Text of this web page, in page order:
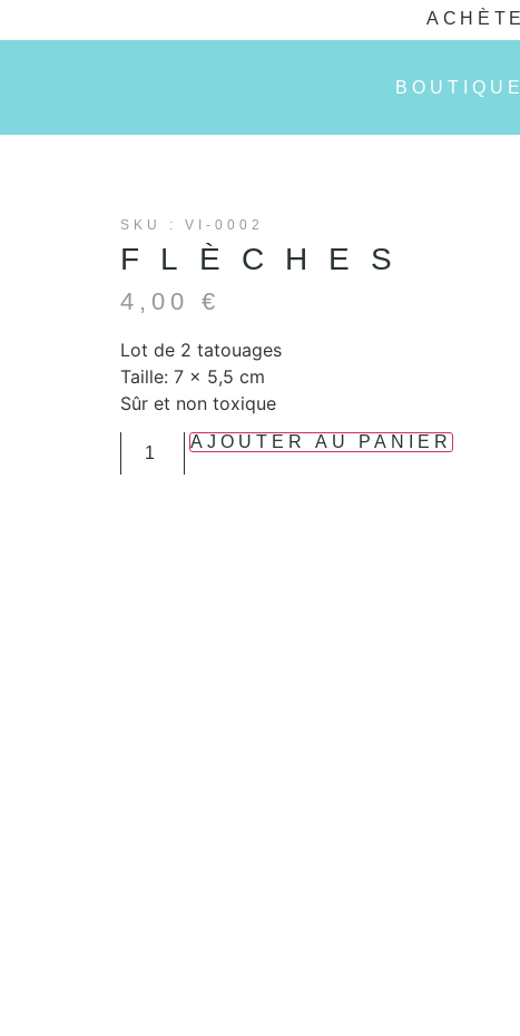
BOUTIQUE
SKU : VI-0002
FLÈCHES
4,00 €
Lot de 2 tatouages
Taille: 7 x 5,5 cm
Sûr et non toxique
AJOUTER AU PANIER